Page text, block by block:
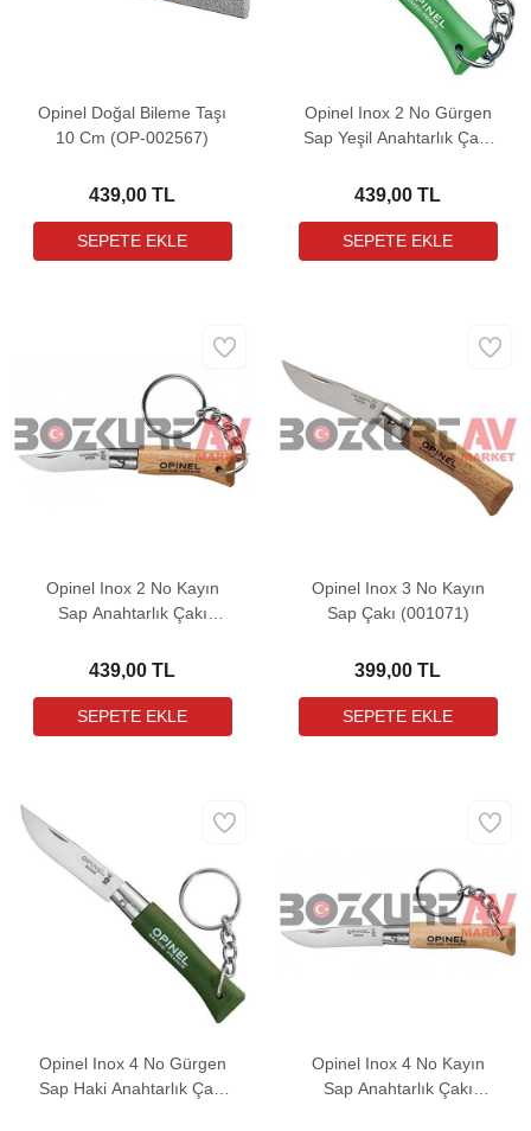
Opinel Doğal Bileme Taşı
10 Cm (OP-002567)
439,00 TL
Opinel Inox 2 No Gürgen
Sap Yeşil Anahtarlık Çakı
439,00 TL
Opinel Inox 2 No Kayın
Sap Anahtarlık Çakı
439,00 TL
Opinel Inox 3 No Kayın
Sap Çakı (001071)
399,00 TL
Opinel Inox 4 No Gürgen
Sap Haki Anahtarlık Çakı
Opinel Inox 4 No Kayın
Sap Anahtarlık Çakı